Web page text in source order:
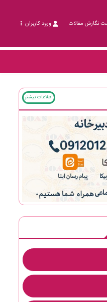
نگارش مقالات ورود کاربران
اطلاعات بیشتر